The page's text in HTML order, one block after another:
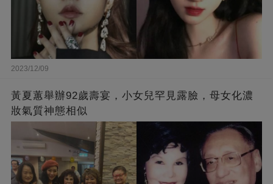
2023/12/09
黃夏蕙舉辦92歲壽宴，小女兒罕見露臉，母女化濃
妝氣質神態相似